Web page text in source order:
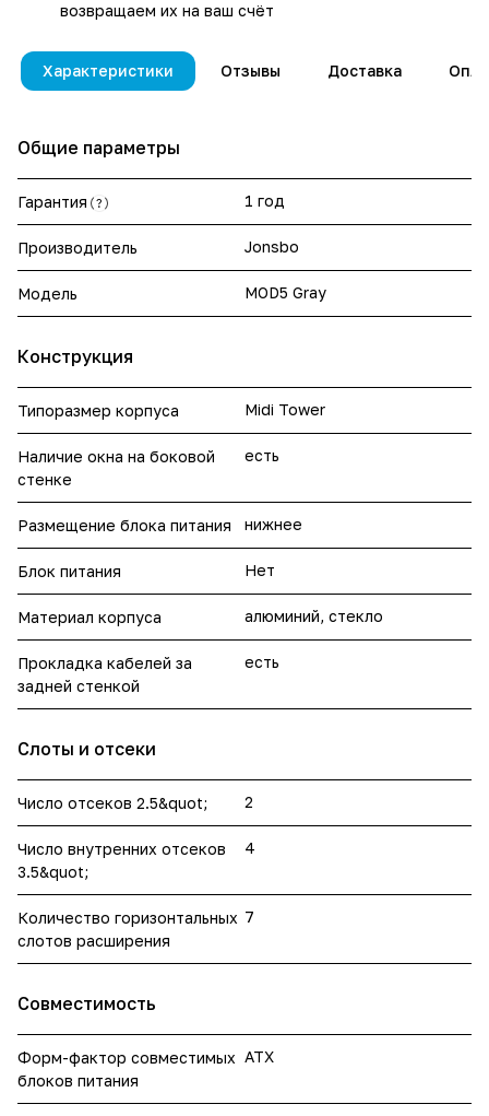
возвращаем их на ваш счёт
Характеристики Отзывы Доставка
Общие параметры
Гарантия ? 1 год
Производитель Jonsbo
Модель MOD5 Gray
Конструкция
Типоразмер корпуса Midi Tower
Наличие окна на боковой
стенке
есть
Размещение блока питания нижнее
Блок питания Нет
Материал корпуса алюминий, стекло
Прокладка кабелей за
задней стенкой
есть
Слоты и отсеки
Число отсеков 2.5&quot; 2
Число внутренних отсеков
3.5&quot;
4
Количество горизонтальных
слотов расширения
7
Совместимость
Форм-фактор совместимых
блоков питания
ATX